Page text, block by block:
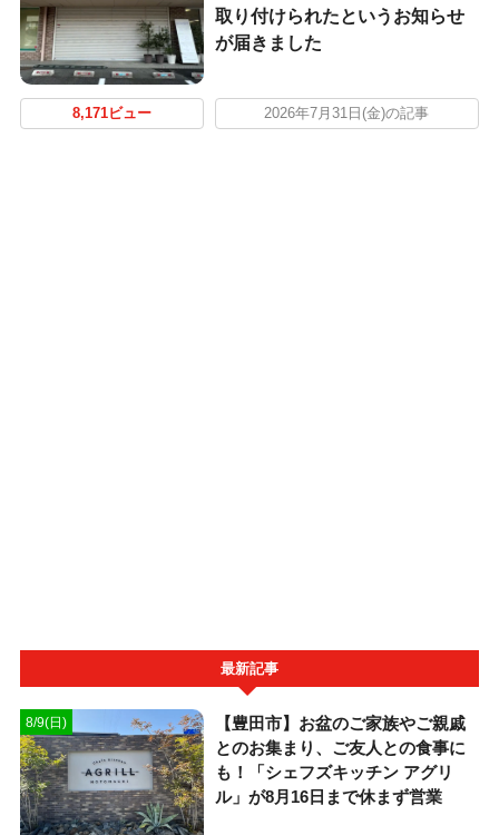
取り付けられたというお知らせ
が届きました
8,171ビュー 2026年7月31日(金)の記事
最新記事
8/9(日)
【豊田市】お盆のご家族やご親戚
とのお集まり、ご友人との食事に
も！「シェフズキッチン アグリ
ル」が8月16日まで休まず営業